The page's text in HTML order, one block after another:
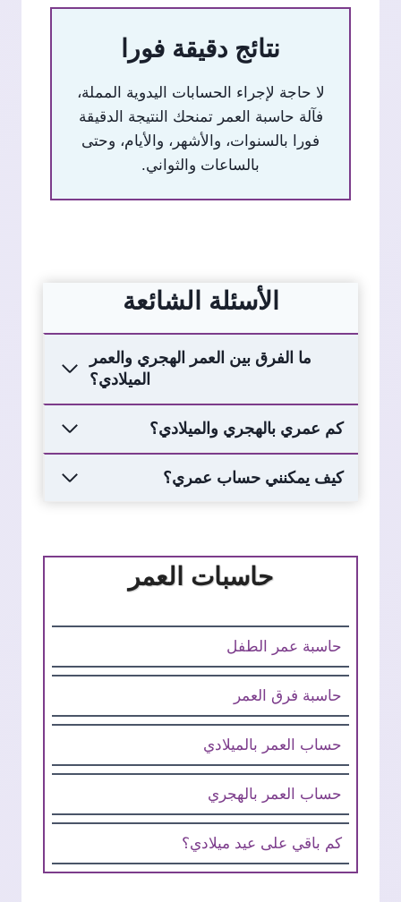
نتائج دقيقة فورا
لا حاجة لإجراء الحسابات اليدوية المملة،
فآلة حاسبة العمر تمنحك النتيجة الدقيقة
فورا بالسنوات، والأشهر، والأيام، وحتى
بالساعات والثواني.
الأسئلة الشائعة
ما الفرق بين العمر الهجري والعمر
الميلادي؟
كم عمري بالهجري والميلادي؟
كيف يمكنني حساب عمري؟
حاسبات العمر
حاسبة عمر الطفل
حاسبة فرق العمر
حساب العمر بالميلادي
حساب العمر بالهجري
كم باقي على عيد ميلادي؟